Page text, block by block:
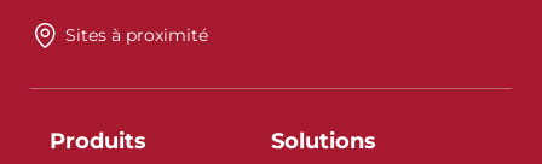
Sites à proximité
Produits Solutions